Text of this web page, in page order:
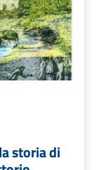
storia di